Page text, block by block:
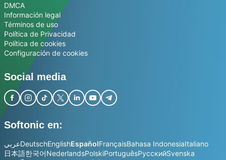
DMCA
Información legal
Términos de uso
Política de Privacidad
Política de cookies
Configuración de cookies
Social media
Softonic en:
عربيDeutschEnglishEspañolFrançaisBahasa IndonesiaItaliano
日本語한국어NederlandsPolskiPortuguêsРусскийSvenska